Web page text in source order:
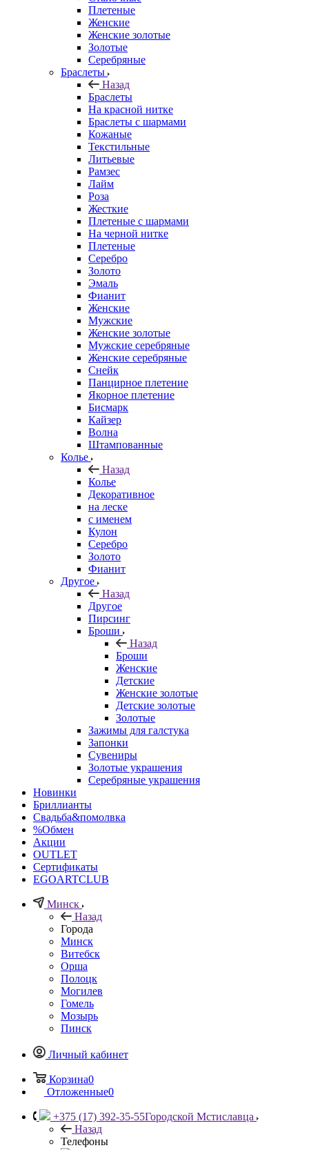
Плетеные
Женские
Женские золотые
Золотые
Серебряные
Браслеты
Назад
Браслеты
На красной нитке
Браслеты с шармами
Кожаные
Текстильные
Литьевые
Рамзес
Лайм
Роза
Жесткие
Плетеные с шармами
На черной нитке
Плетеные
Серебро
Золото
Эмаль
Фианит
Женские
Мужские
Женские золотые
Мужские серебряные
Женские серебряные
Снейк
Панцирное плетение
Якорное плетение
Бисмарк
Кайзер
Волна
Штампованные
Колье
Назад
Колье
Декоративное
на леске
с именем
Кулон
Серебро
Золото
Фианит
Другое
Назад
Другое
Пирсинг
Броши
Назад
Броши
Женские
Детские
Женские золотые
Детские золотые
Золотые
Зажимы для галстука
Запонки
Сувениры
Золотые украшения
Серебряные украшения
Новинки
Бриллианты
Свадьба&помолвка
%Обмен
Акции
OUTLET
Сертификаты
EGOARTCLUB
Минск
Назад
Города
Минск
Витебск
Орша
Полоцк
Могилев
Гомель
Мозырь
Пинск
Личный кабинет
Корзина0
Отложенные0
+375 (17) 392-35-55Городской Мстиславца
Назад
Телефоны